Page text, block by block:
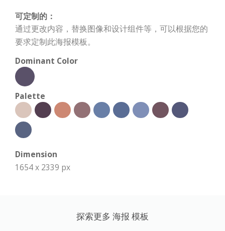
可定制的：
通过更改内容，替换图像和设计组件等，可以根据您的
要求定制此海报模板。
Dominant Color
Palette
Dimension
1654 x 2339 px
探索更多 海报 模板